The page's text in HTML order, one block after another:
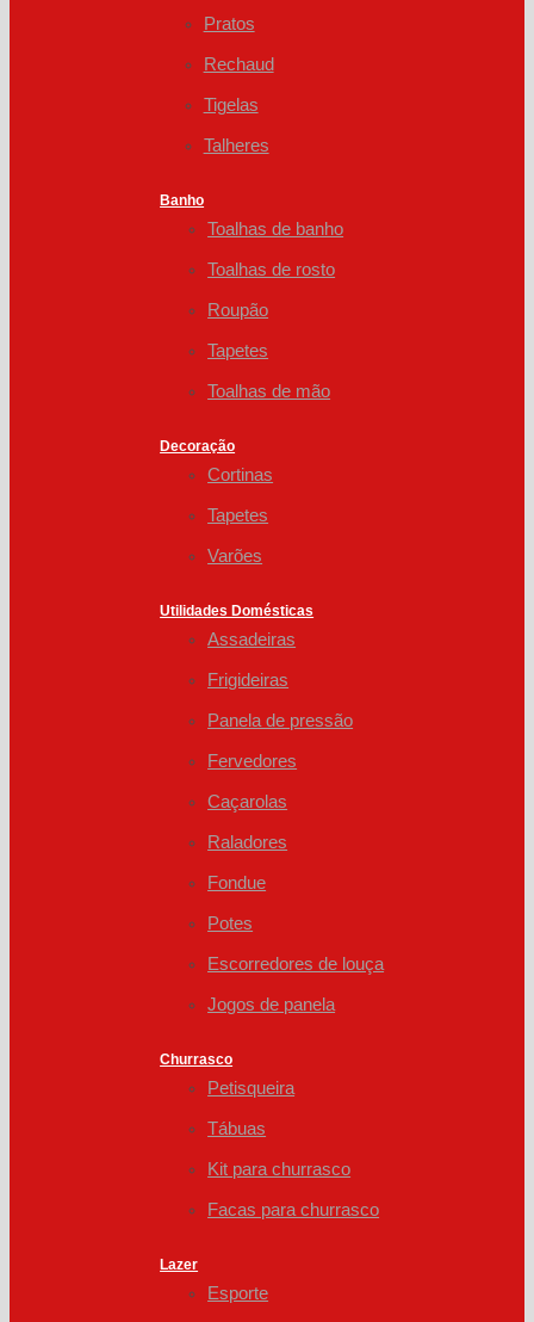
Pratos
Rechaud
Tigelas
Talheres
Banho
Toalhas de banho
Toalhas de rosto
Roupão
Tapetes
Toalhas de mão
Decoração
Cortinas
Tapetes
Varões
Utilidades Domésticas
Assadeiras
Frigideiras
Panela de pressão
Fervedores
Caçarolas
Raladores
Fondue
Potes
Escorredores de louça
Jogos de panela
Churrasco
Petisqueira
Tábuas
Kit para churrasco
Facas para churrasco
Lazer
Esporte